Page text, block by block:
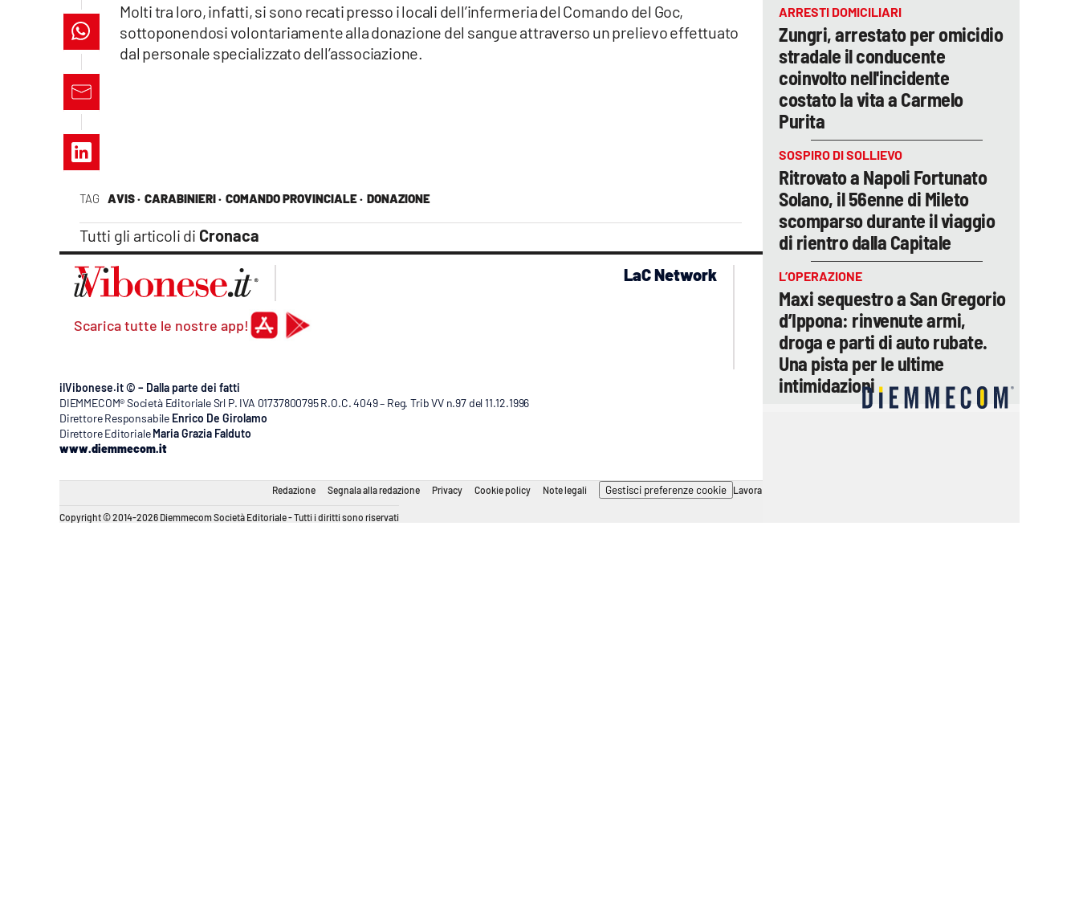
catanzarochannel.it
lacapitalenews.it
TAG AVIS · CARABINIERI · COMANDO PROVINCIALE · DONAZIONE
Tutti gli articoli di Cronaca
Molti tra loro, infatti, si sono recati presso i locali dell’infermeria del Comando del Goc,
sottoponendosi volontariamente alla donazione del sangue attraverso un prelievo effettuato
dal personale specializzato dell’associazione.
ARRESTI DOMICILIARI
Zungri, arrestato per omicidio
stradale il conducente
coinvolto nell'incidente
costato la vita a Carmelo
Purita
SOSPIRO DI SOLLIEVO
Ritrovato a Napoli Fortunato
Solano, il 56enne di Mileto
scomparso durante il viaggio
di rientro dalla Capitale
L’OPERAZIONE
Maxi sequestro a San Gregorio
d’Ippona: rinvenute armi,
droga e parti di auto rubate.
Una pista per le ultime
intimidazioni
Scarica tutte le nostre app!
LaC Network
lacplay.it
lactv.it
laconair.it
lacapitalenews.it
ilreggino.it
cosenzachannel.it
catanzarochannel.it
ilVibonese.it © – Dalla parte dei fatti
DIEMMECOM® Società Editoriale Srl P. IVA 01737800795 R.O.C. 4049 – Reg. Trib VV n.97 del 11.12.1996
Direttore Responsabile Enrico De Girolamo
Direttore Editoriale Maria Grazia Falduto
www.diemmecom.it
Redazione Segnala alla redazione Privacy Cookie policy Note legali Gestisci preferenze cookie Lavora con noi
Copyright © 2014-2026 Diemmecom Società Editoriale - Tutti i diritti sono riservati